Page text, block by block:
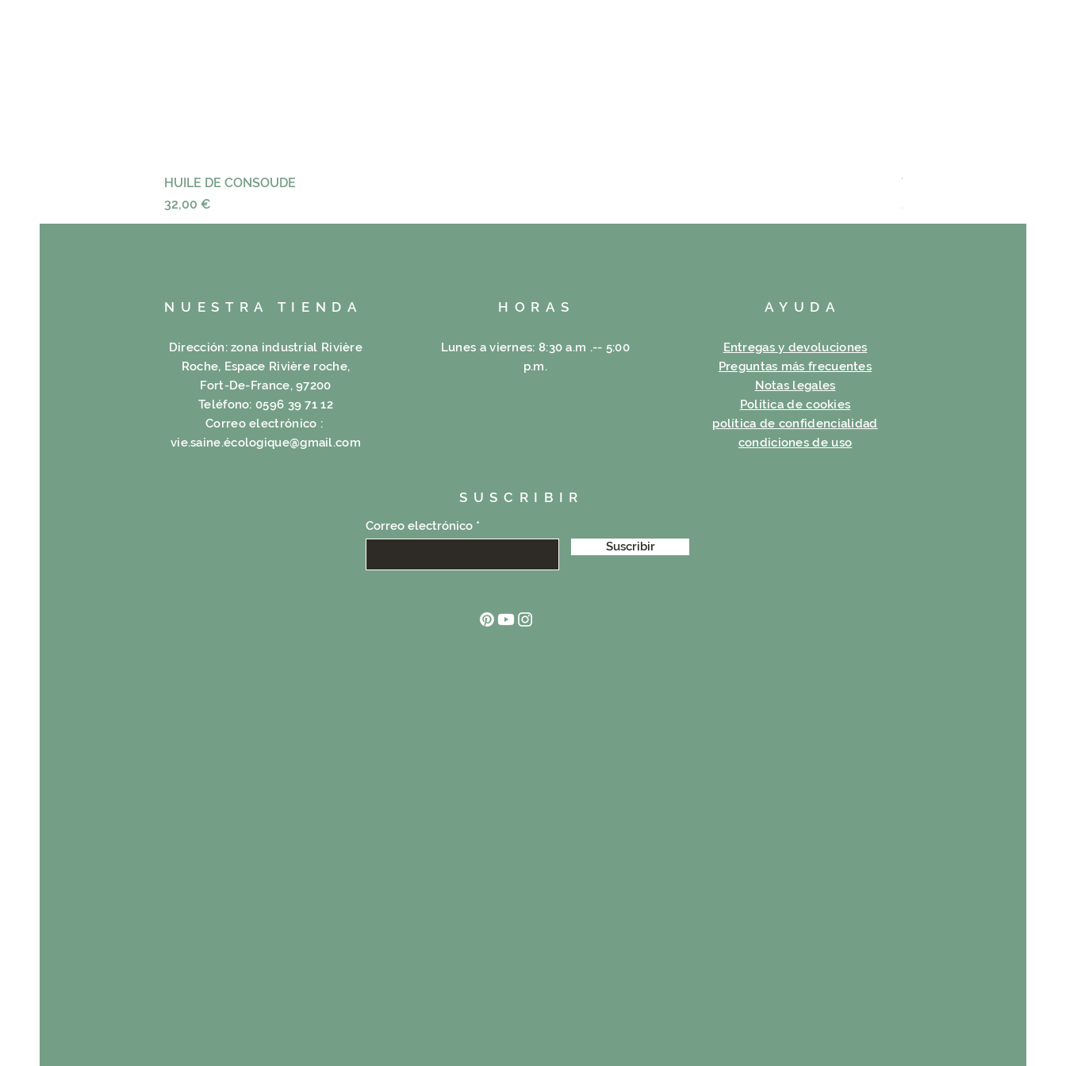
HUILE DE CONSOUDE
Precio
32,00 €
VAYANCE
Precio
23,00 €
NUESTRA TIENDA
Dirección: zona industrial Rivière
Roche, Espace Rivière roche,
Fort-De-France, 97200
Teléfono: 0596 39 71 12
Correo electrónico :
vie.saine.écologique@gmail.com
HORAS
Lunes a viernes: 8:30 a.m .-- 5:00
p.m.
AYUDA
Entregas y devoluciones
Preguntas más frecuentes
Notas legales
Política de cookies
política de confidencialidad
condiciones de uso
SUSCRIBIR
Correo electrónico
Suscribir